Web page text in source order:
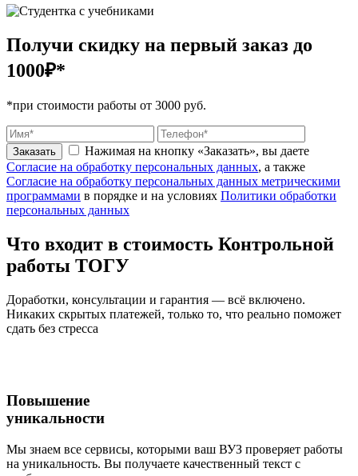
Получи скидку на первый заказ до
1000₽*
*при стоимости работы от 3000 руб.
Заказать
Нажимая на кнопку «Заказать», вы даете
Согласие на обработку персональных данных, а также
Согласие на обработку персональных данных метрическими
программами в порядке и на условиях Политики обработки
персональных данных
Что входит в стоимость Контрольной
работы ТОГУ
Доработки, консультации и гарантия — всё включено.
Никаких скрытых платежей, только то, что реально поможет
сдать без стресса
Повышение
уникальности
Мы знаем все сервисы, которыми ваш ВУЗ проверяет работы
на уникальность. Вы получаете качественный текст с